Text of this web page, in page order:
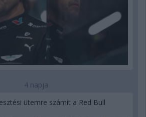
4 napja
ütemre számít a Red Bull